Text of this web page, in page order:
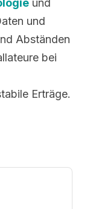
und
und
Abständen
bei
Erträge.